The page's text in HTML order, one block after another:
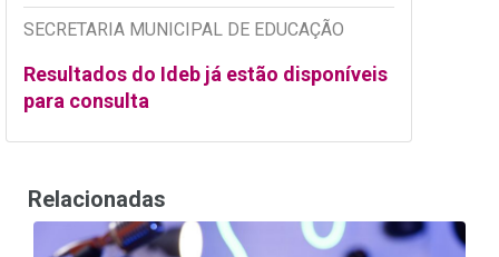
SECRETARIA MUNICIPAL DE EDUCAÇÃO
Resultados do Ideb já estão disponíveis
para consulta
Relacionadas